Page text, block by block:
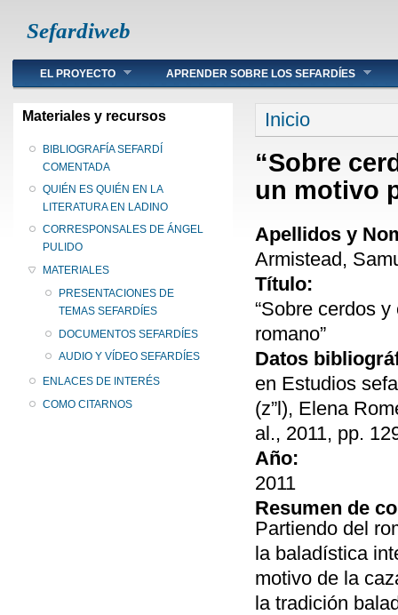
Sefardiweb
Main menu
EL PROYECTO APRENDER SOBRE LOS SEFARDÍES
Materiales y recursos
BIBLIOGRAFÍA SEFARDÍ
COMENTADA
QUIÉN ES QUIÉN EN LA
LITERATURA EN LADINO
CORRESPONSALES DE ÁNGEL
PULIDO
MATERIALES
PRESENTACIONES DE
TEMAS SEFARDÍES
DOCUMENTOS SEFARDÍES
AUDIO Y VÍDEO SEFARDÍES
ENLACES DE INTERÉS
COMO CITARNOS
Se encuentra
Inicio
“Sobre
un motivo
Apellidos y
Armistead,
Título:
“Sobre cerdos
romano”
Datos
en Estudios
(z”l), Elena
al., 2011, pp.
Año:
2011
Resumen de
Partiendo del
la baladística
motivo de la
la tradición